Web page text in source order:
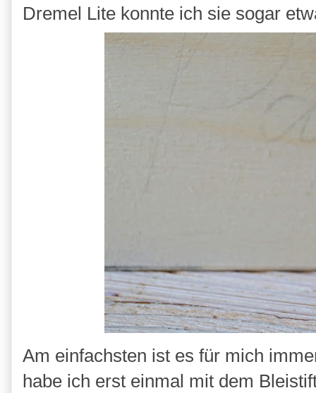
Dremel Lite konnte ich sie sogar
Am einfachsten ist es für mich
habe ich erst einmal mit dem